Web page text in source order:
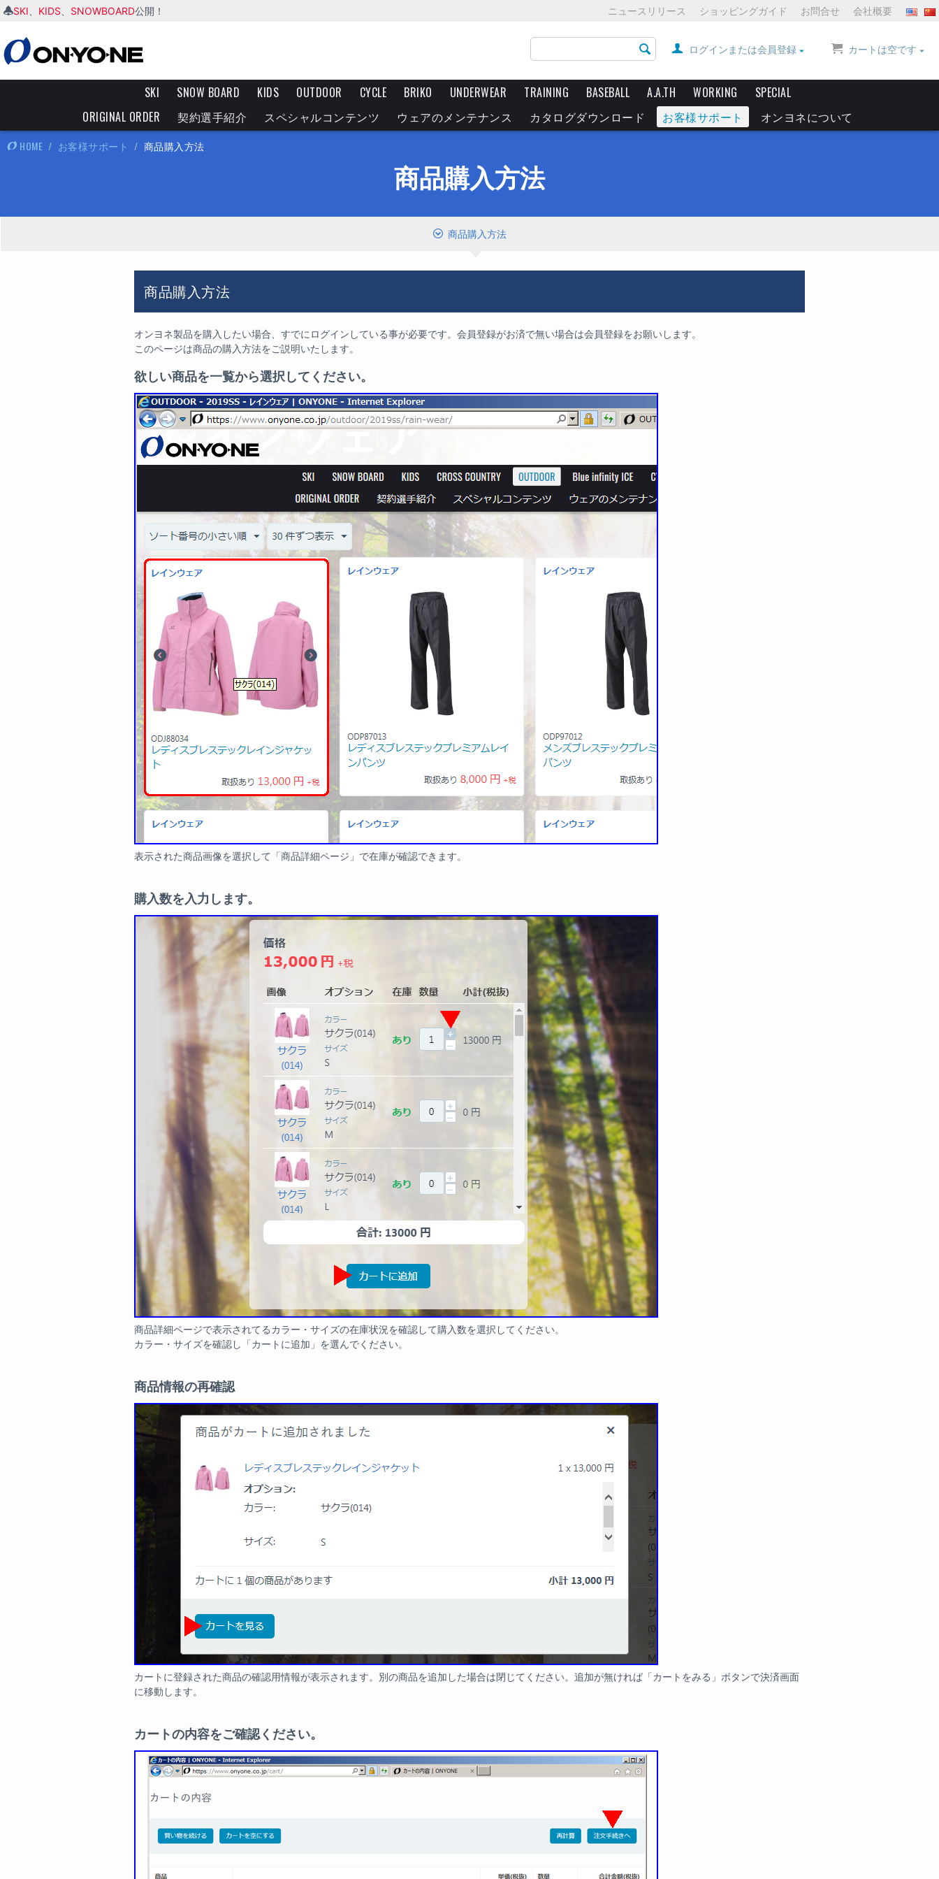
SKI KIDS SNOWBOARD公開！ ニュースリリース ショッピングガイド お問合せ 会社概要
カートは空です
ログインまたは会員登録
SKI SNOW BOARD KIDS OUTDOOR CYCLE BRIKO UNDERWEAR TRAINING BASEBALL A.A.TH WORKING
SPECIAL
ORIGINAL ORDER
契約選手紹介 スペシャルコンテンツ ウェアのメンテナンス カタログダウンロード お客様サポート オンヨネについて
HOME / お客様サポート / 商品購入方法
商品購入方法
商品購入方法
商品購入方法
オンヨネ製品を購入したい場合、すでにログインしている事が必要です。会員登録がお済で無い場合は会員登録をお願いします。
このページは商品の購入方法をご説明いたします。
欲しい商品を一覧から選択してください。
表示された商品画像を選択して「商品詳細ページ」で在庫が確認できます。
購入数を入力します。
商品詳細ページで表示されてるカラー・サイズの在庫状況を確認して購入数を選択してください。
カラー・サイズを確認し「カートに追加」を選んでください。
商品情報の再確認
カートに登録された商品の確認用情報が表示されます。別の商品を追加した場合は閉じてください。追加が無ければ「カートをみる」ボタンで決済画面
に移動します。
カートの内容をご確認ください。